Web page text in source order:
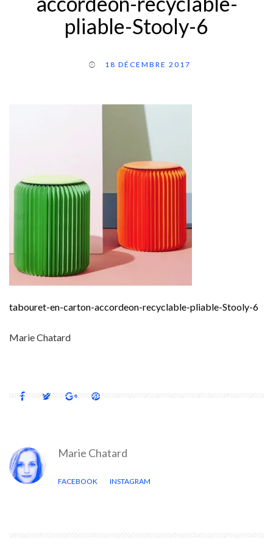
pliable-Stooly-6
18 DÉCEMBRE 2017
tabouret-en-carton-accordeon-recyclable-pliable-Stooly-6
Marie Chatard
Marie Chatard
FACEBOOK INSTAGRAM